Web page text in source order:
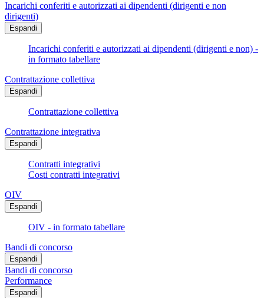
Incarichi conferiti e autorizzati ai dipendenti (dirigenti e non
dirigenti)
Espandi
Incarichi conferiti e autorizzati ai dipendenti (dirigenti e non) -
in formato tabellare
Contrattazione collettiva
Espandi
Contrattazione collettiva
Contrattazione integrativa
Espandi
Contratti integrativi
Costi contratti integrativi
OIV
Espandi
OIV - in formato tabellare
Bandi di concorso
Espandi
Bandi di concorso
Performance
Espandi